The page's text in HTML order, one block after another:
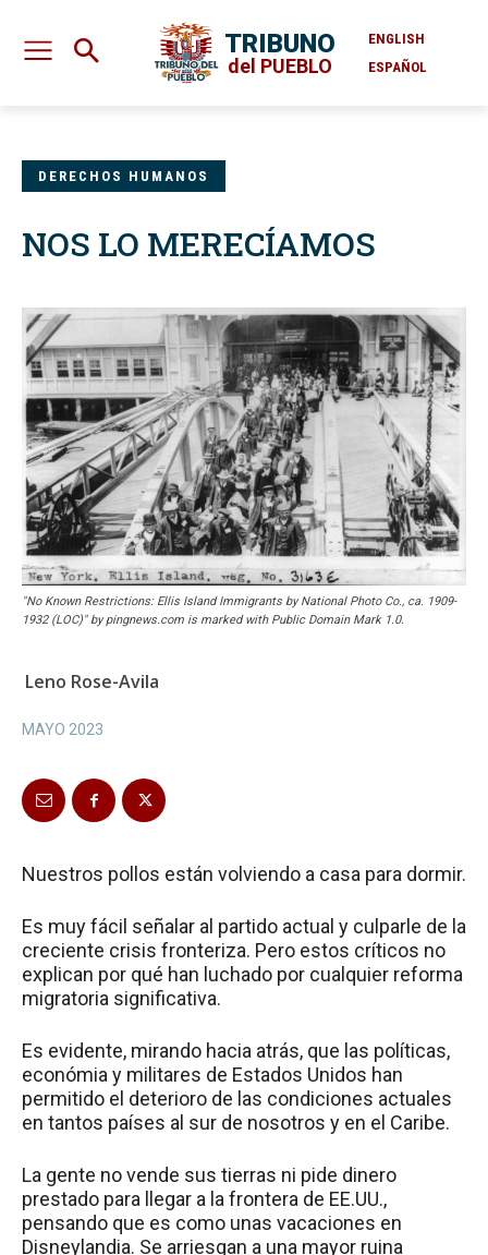
TRIBUNO
del PUEBLO
ENGLISH
ESPAÑOL
DERECHOS HUMANOS
NOS LO MERECÍAMOS
"No Known Restrictions: Ellis Island Immigrants by National Photo Co., ca. 1909-
1932 (LOC)" by pingnews.com is marked with Public Domain Mark 1.0.
Leno Rose-Avila
MAYO 2023
Nuestros pollos están volviendo a casa para dormir.
Es muy fácil señalar al partido actual y culparle de la
creciente crisis fronteriza. Pero estos críticos no
explican por qué han luchado por cualquier reforma
migratoria significativa.
Es evidente, mirando hacia atrás, que las políticas,
económia y militares de Estados Unidos han
permitido el deterioro de las condiciones actuales
en tantos países al sur de nosotros y en el Caribe.
La gente no vende sus tierras ni pide dinero
prestado para llegar a la frontera de EE.UU.,
pensando que es como unas vacaciones en
Disneylandia. Se arriesgan a una mayor ruina